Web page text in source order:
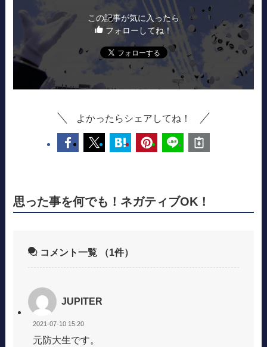
この記事が気に入ったら
フォローしてね！
よかったらシェアしてね！
思った事を何でも！ネガティブOK！
コメント一覧 （1件）
JUPITER
2021-07-10 15:20
元防大生です。